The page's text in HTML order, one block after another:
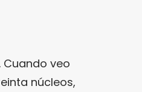
veo
núcleos,